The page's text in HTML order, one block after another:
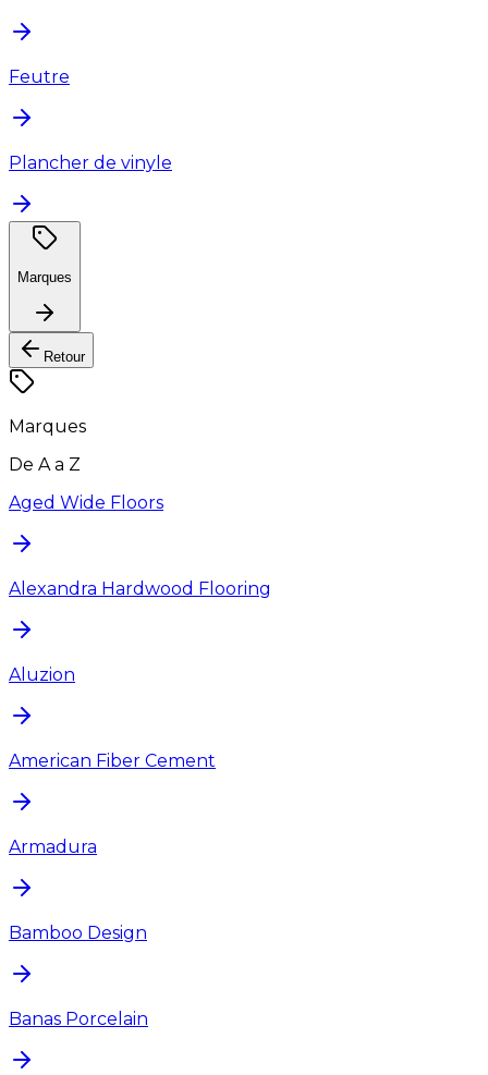
Feutre
Plancher de vinyle
Marques
Retour
Marques
De A a Z
Aged Wide Floors
Alexandra Hardwood Flooring
Aluzion
American Fiber Cement
Armadura
Bamboo Design
Banas Porcelain